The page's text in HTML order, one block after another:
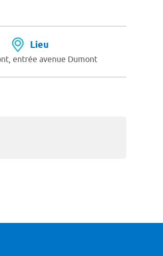
Lieu
entrée avenue Dumont